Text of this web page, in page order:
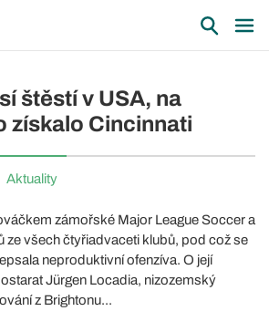
štěstí v USA, na
získalo Cincinnati
Aktuality
zámořské Major League Soccer a
ze všech čtyřiadvaceti klubů, pod což se
neproduktivní ofenzíva. O její
Jürgen Locadia, nizozemský
z Brightonu...